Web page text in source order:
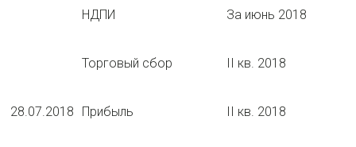
НДПИ За июнь 2018
Торговый сбор II кв. 2018
28.07.2018 Прибыль II кв. 2018